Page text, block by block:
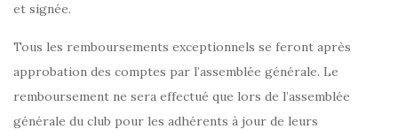
et signée.
Tous les remboursements exceptionnels se feront après
approbation des comptes par l’assemblée générale. Le
remboursement ne sera effectué que lors de l’assemblée
générale du club pour les adhérents à jour de leurs